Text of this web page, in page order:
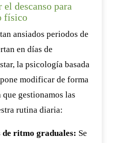
descanso para
físico
ansiados periodos de
en días de
la psicología basada
modificar de forma
gestionamos las
rutina diaria:
de ritmo graduales: Se